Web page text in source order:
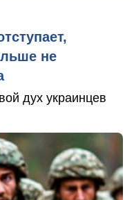
не
дух украинцев